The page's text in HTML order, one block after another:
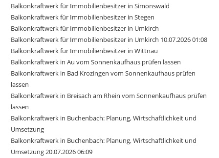
Balkonkraftwerk für Immobilienbesitzer in Simonswald
Balkonkraftwerk für Immobilienbesitzer in Stegen
Balkonkraftwerk für Immobilienbesitzer in Umkirch
Balkonkraftwerk für Immobilienbesitzer in Umkirch 10.07.2026 01:08
Balkonkraftwerk für Immobilienbesitzer in Wittnau
Balkonkraftwerk in Au vom Sonnenkaufhaus prüfen lassen
Balkonkraftwerk in Bad Krozingen vom Sonnenkaufhaus prüfen
lassen
Balkonkraftwerk in Breisach am Rhein vom Sonnenkaufhaus prüfen
lassen
Balkonkraftwerk in Buchenbach: Planung, Wirtschaftlichkeit und
Umsetzung
Balkonkraftwerk in Buchenbach: Planung, Wirtschaftlichkeit und
Umsetzung 20.07.2026 06:09